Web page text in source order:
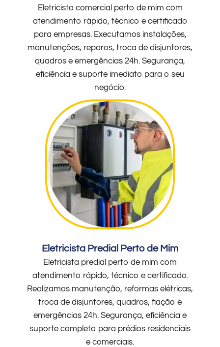
Eletricista comercial perto de mim com
atendimento rápido, técnico e certificado
para empresas. Executamos instalações,
manutenções, reparos, troca de disjuntores,
quadros e emergências 24h. Segurança,
eficiência e suporte imediato para o seu
negócio.
Eletricista Predial Perto de Mim
Eletricista predial perto de mim com
atendimento rápido, técnico e certificado.
Realizamos manutenção, reformas elétricas,
troca de disjuntores, quadros, fiação e
emergências 24h. Segurança, eficiência e
suporte completo para prédios residenciais
e comerciais.